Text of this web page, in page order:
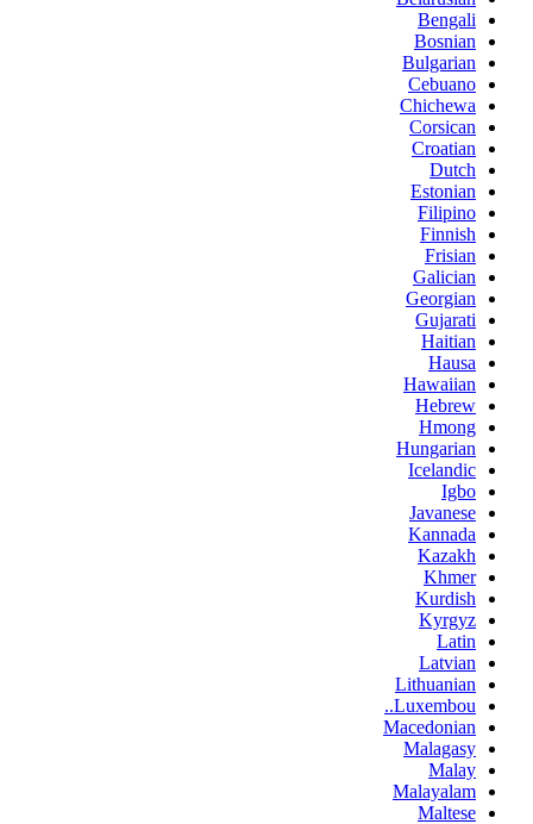
Bengali
Bosnian
Bulgarian
Cebuano
Chichewa
Corsican
Croatian
Dutch
Estonian
Filipino
Finnish
Frisian
Galician
Georgian
Gujarati
Haitian
Hausa
Hawaiian
Hebrew
Hmong
Hungarian
Icelandic
Igbo
Javanese
Kannada
Kazakh
Khmer
Kurdish
Kyrgyz
Latin
Latvian
Lithuanian
Luxembou..
Macedonian
Malagasy
Malay
Malayalam
Maltese